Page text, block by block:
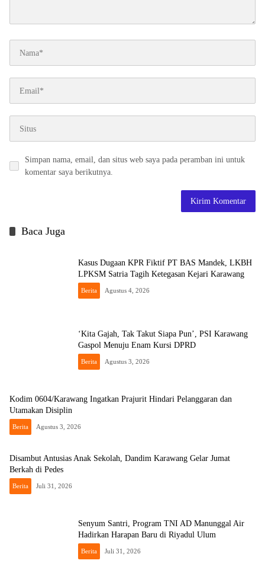
Simpan nama, email, dan situs web saya pada peramban ini untuk
komentar saya berikutnya.
Baca Juga
Kasus Dugaan KPR Fiktif PT BAS Mandek, LKBH
LPKSM Satria Tagih Ketegasan Kejari Karawang
Berita Agustus 4, 2026
‘Kita Gajah, Tak Takut Siapa Pun’, PSI Karawang
Gaspol Menuju Enam Kursi DPRD
Berita Agustus 3, 2026
Kodim 0604/Karawang Ingatkan Prajurit Hindari Pelanggaran dan
Utamakan Disiplin
Berita Agustus 3, 2026
Disambut Antusias Anak Sekolah, Dandim Karawang Gelar Jumat
Berkah di Pedes
Berita Juli 31, 2026
Senyum Santri, Program TNI AD Manunggal Air
Hadirkan Harapan Baru di Riyadul Ulum
Berita Juli 31, 2026